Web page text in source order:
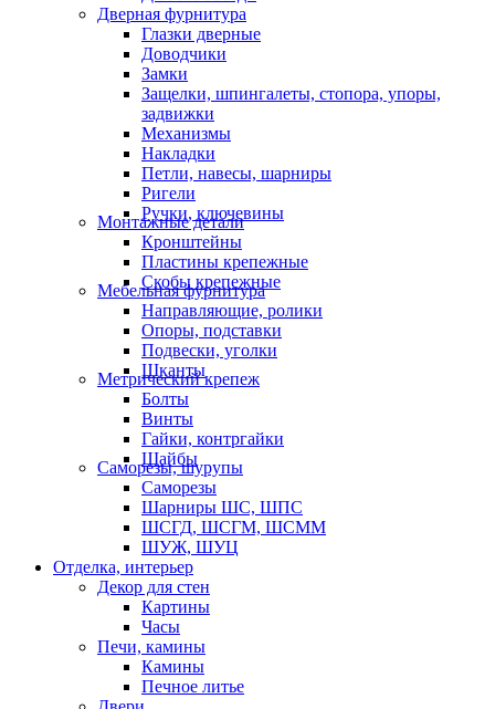
Дверная фурнитура
Глазки дверные
Доводчики
Замки
Защелки, шпингалеты, стопора, упоры,
задвижки
Механизмы
Накладки
Петли, навесы, шарниры
Ригели
Ручки, ключевины
Монтажные детали
Кронштейны
Пластины крепежные
Скобы крепежные
Мебельная фурнитура
Направляющие, ролики
Опоры, подставки
Подвески, уголки
Шканты
Метрический крепеж
Болты
Винты
Гайки, контргайки
Шайбы
Саморезы, шурупы
Саморезы
Шарниры ШС, ШПС
ШСГД, ШСГМ, ШСММ
ШУЖ, ШУЦ
Отделка, интерьер
Декор для стен
Картины
Часы
Печи, камины
Камины
Печное литье